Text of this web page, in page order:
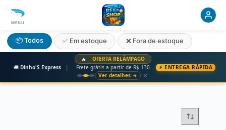
🔥
OFERTA RELÂMPAGO
🚚 Dinho'S Express | Frete grátis a partir de R$ 130
⚡ ENTREGA RÁPIDA
Ver detalhes →
✕
MENU
📦 Todos ✅ Em estoque ❌ Fora de estoque